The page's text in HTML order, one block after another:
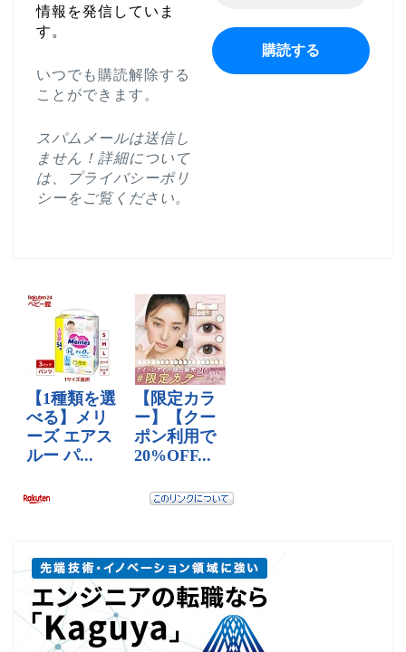
情報を発信していま
す。
いつでも購読解除する
ことができます。
スパムメールは送信し
ません！詳細について
は、
プライバシーポリ
シーをご覧ください。